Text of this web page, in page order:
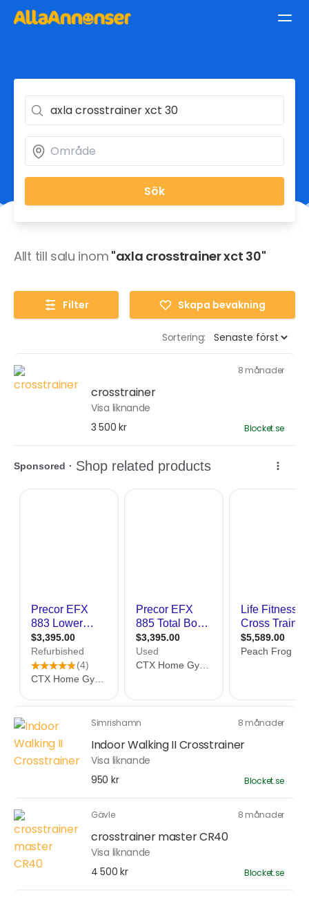
Sök
Allt till salu inom "axla crosstrainer xct 30"
Filter Skapa bevakning
Sortering:
8 månader
crosstrainer
Visa liknande
3 500 kr
Blocket.se
Simrishamn 8 månader
Indoor Walking II Crosstrainer
Visa liknande
950 kr
Blocket.se
Gävle 8 månader
crosstrainer master CR40
Visa liknande
4 500 kr
Blocket.se